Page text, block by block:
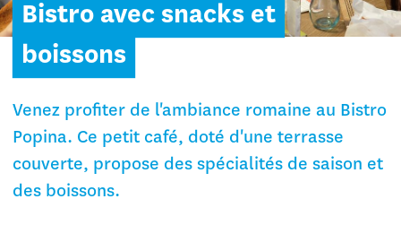
Bistro avec snacks et
boissons
Venez profiter de l'ambiance romaine au Bistro
Popina. Ce petit café, doté d'une terrasse
couverte, propose des spécialités de saison et
des boissons.